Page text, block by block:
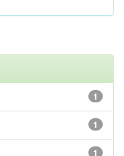
1
1
1